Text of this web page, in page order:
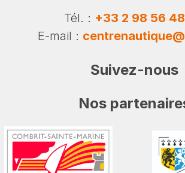
Tél. : +33 2 98 56
E-mail :
Suivez-nous
Nos